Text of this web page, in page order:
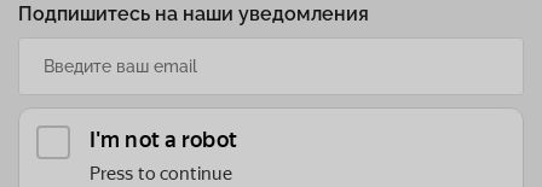
Подпишитесь на наши уведомления